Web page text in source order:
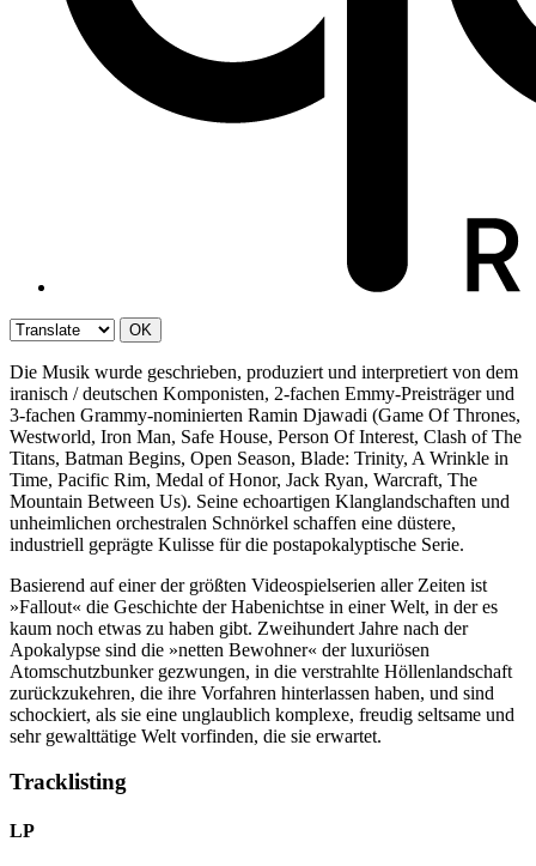
OK
Die Musik wurde geschrieben, produziert und interpretiert von dem
iranisch / deutschen Komponisten, 2-fachen Emmy-Preisträger und
3-fachen Grammy-nominierten Ramin Djawadi (Game Of Thrones,
Westworld, Iron Man, Safe House, Person Of Interest, Clash of The
Titans, Batman Begins, Open Season, Blade: Trinity, A Wrinkle in
Time, Pacific Rim, Medal of Honor, Jack Ryan, Warcraft, The
Mountain Between Us). Seine echoartigen Klanglandschaften und
unheimlichen orchestralen Schnörkel schaffen eine düstere,
industriell geprägte Kulisse für die postapokalyptische Serie.
Basierend auf einer der größten Videospielserien aller Zeiten ist
»Fallout« die Geschichte der Habenichtse in einer Welt, in der es
kaum noch etwas zu haben gibt. Zweihundert Jahre nach der
Apokalypse sind die »netten Bewohner« der luxuriösen
Atomschutzbunker gezwungen, in die verstrahlte Höllenlandschaft
zurückzukehren, die ihre Vorfahren hinterlassen haben, und sind
schockiert, als sie eine unglaublich komplexe, freudig seltsame und
sehr gewalttätige Welt vorfinden, die sie erwartet.
Tracklisting
LP